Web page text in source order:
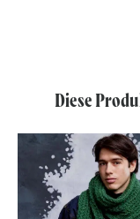
Diese